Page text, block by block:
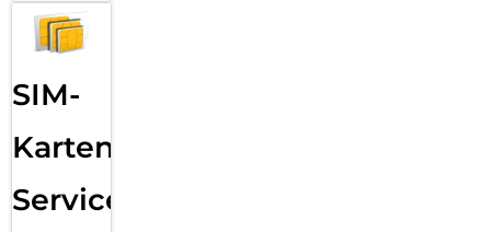
SIM-
Karten
Service: